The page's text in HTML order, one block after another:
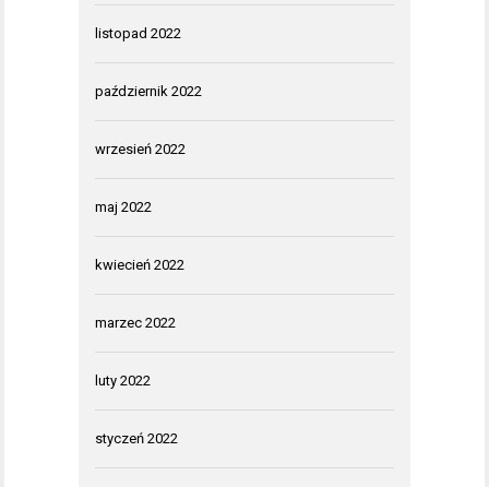
listopad 2022
październik 2022
wrzesień 2022
maj 2022
kwiecień 2022
marzec 2022
luty 2022
styczeń 2022